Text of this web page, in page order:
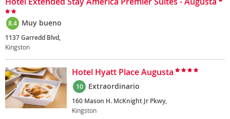
8.4 Muy bueno
1137 Garredd Blvd,
Kingston
Hotel Hyatt Place Augusta
10 Extraordinario
160 Mason H. McKnight Jr Pkwy,
Kingston